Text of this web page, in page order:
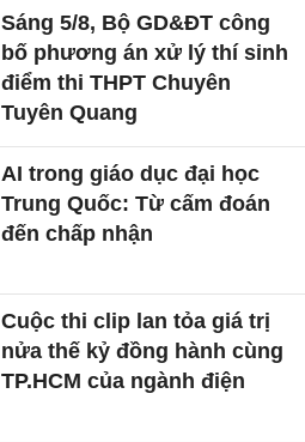
Sáng 5/8, Bộ GD&ĐT công
bố phương án xử lý thí sinh
điểm thi THPT Chuyên
Tuyên Quang
AI trong giáo dục đại học
Trung Quốc: Từ cấm đoán
đến chấp nhận
Cuộc thi clip lan tỏa giá trị
nửa thế kỷ đồng hành cùng
TP.HCM của ngành điện